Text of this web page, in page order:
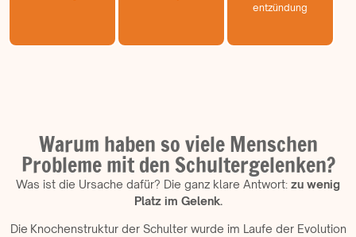
entzündung
Warum haben so viele Menschen
Probleme mit den Schultergelenken?
Was ist die Ursache dafür? Die ganz klare Antwort: zu wenig
Platz im Gelenk.
Die Knochenstruktur der Schulter wurde im Laufe der Evolution